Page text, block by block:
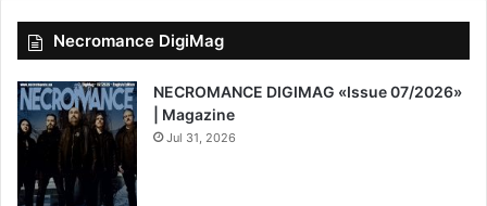
Necromance DigiMag
NECROMANCE DIGIMAG «Issue 07/2026»
| Magazine
Jul 31, 2026